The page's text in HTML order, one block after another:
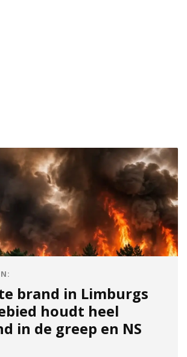
brand in Limburgs
houdt heel
in de greep en NS